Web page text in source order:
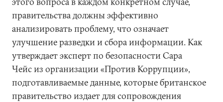
правительства должны эффективно
анализировать проблему, что означает
улучшение разведки и сбора информации. Как
утверждает эксперт по безопасности Сара
Чейс из организации «Против Коррупции»,
подготавливаемые данные, которые британское
правительство издает для сопровождения